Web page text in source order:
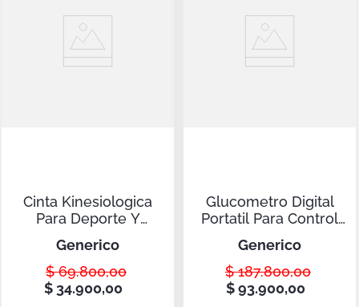
Cinta Kinesiologica
Para Deporte Y
Recuperacion
Muscular
generico
$ 69.800,00
$ 34.900,00
Glucometro Digital
Portatil Para Control
De Azucar
generico
$ 187.800,00
$ 93.900,00